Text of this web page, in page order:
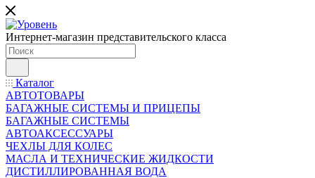
Интернет-магазин представительского класса
Каталог
АВТОТОВАРЫ
БАГАЖНЫЕ СИСТЕМЫ И ПРИЦЕПЫ
БАГАЖНЫЕ СИСТЕМЫ
АВТОАКСЕССУАРЫ
ЧЕХЛЫ ДЛЯ КОЛЕС
МАСЛА И ТЕХНИЧЕСКИЕ ЖИДКОСТИ
ДИСТИЛЛИРОВАННАЯ ВОДА